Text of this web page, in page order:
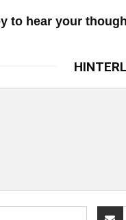
to hear your